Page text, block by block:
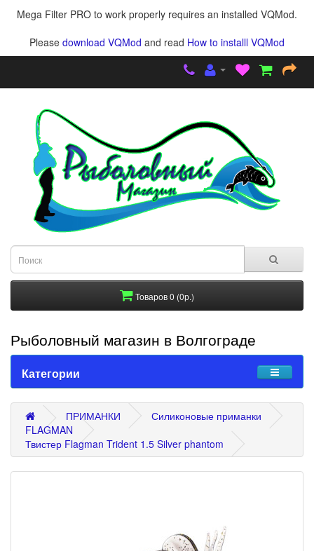
Mega Filter PRO to work properly requires an installed VQMod.
Please download VQMod and read How to installl VQMod
Товаров 0 (0р.)
Рыболовный магазин в Волгограде
Категории
ПРИМАНКИ
Силиконовые приманки
FLAGMAN
Твистер Flagman Trident 1.5 Silver phantom